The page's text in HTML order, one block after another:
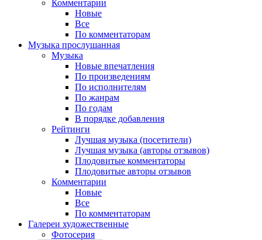
Комментарии
Новые
Все
По комментаторам
Музыка прослушанная
Музыка
Новые впечатления
По произведениям
По исполнителям
По жанрам
По годам
В порядке добавления
Рейтинги
Лучшая музыка (посетители)
Лучшая музыка (авторы отзывов)
Плодовитые комментаторы
Плодовитые авторы отзывов
Комментарии
Новые
Все
По комментаторам
Галереи художественные
Фотосерия